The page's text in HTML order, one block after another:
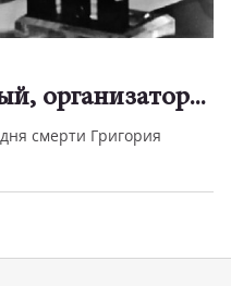
организатор...
смерти Григория